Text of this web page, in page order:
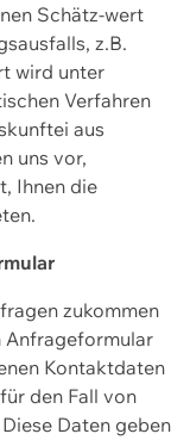
Schätz-wert
z.B.
wird unter
Verfahren
aus
uns vor,
Ihnen die
zukommen
Anfrageformular
Kontaktdaten
den Fall von
Daten geben